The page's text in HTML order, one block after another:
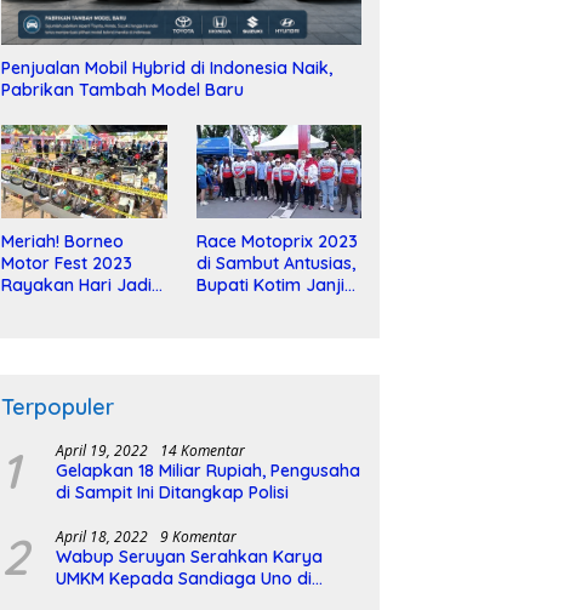
Penjualan Mobil Hybrid di Indonesia Naik,
Pabrikan Tambah Model Baru
Meriah! Borneo
Motor Fest 2023
Rayakan Hari Jadi
Race Motoprix 2023
di Sambut Antusias,
Bupati Kotim Janji
Terpopuler
1 April 19, 2022 14 Komentar
Gelapkan 18 Miliar Rupiah, Pengusaha
di Sampit Ini Ditangkap Polisi
2 April 18, 2022 9 Komentar
Wabup Seruyan Serahkan Karya
UMKM Kepada Sandiaga Uno di